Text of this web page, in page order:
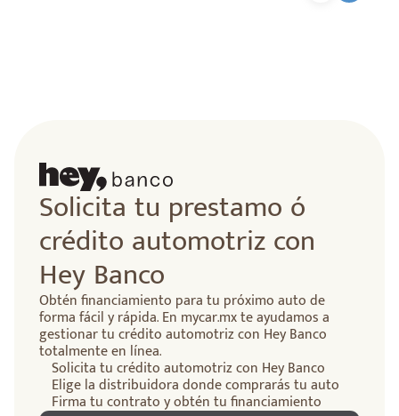
Solicita tu prestamo ó
crédito automotriz con
Hey Banco
Obtén financiamiento para tu próximo auto de
forma fácil y rápida. En mycar.mx te ayudamos a
gestionar tu crédito automotriz con Hey Banco
totalmente en línea.
Solicita tu crédito automotriz con Hey Banco
Elige la distribuidora donde comprarás tu auto
Firma tu contrato y obtén tu financiamiento